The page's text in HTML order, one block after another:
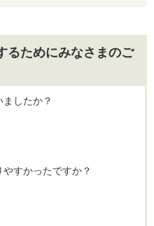
るためにみなさまのご
したか？
すかったですか？